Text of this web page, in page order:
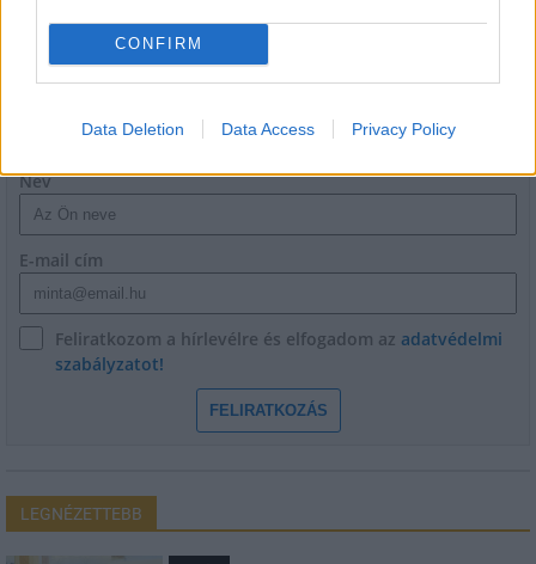
CONFIRM
Data Deletion Data Access Privacy Policy
Név
E-mail cím
Feliratkozom a hírlevélre és elfogadom az adatvédelmi
szabályzatot!
FELIRATKOZÁS
LEGNÉZETTEBB